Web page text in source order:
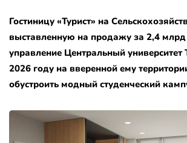
Гостиницу «Турист» на
выставленную на продажу за 2,4 млрд
управление Центральный
2026 году на вверенной ему
обустроить модный студенческий